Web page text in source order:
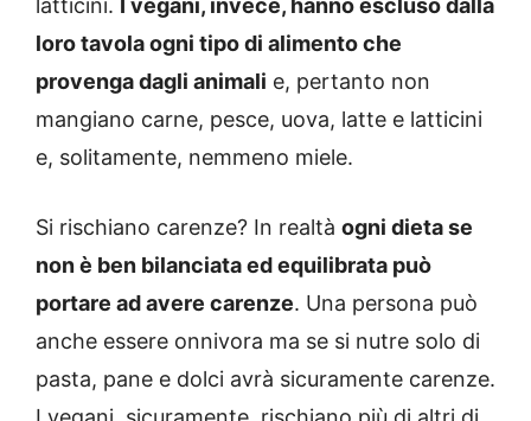
latticini. I vegani, invece, hanno escluso dalla
loro tavola ogni tipo di alimento che
provenga dagli animali e, pertanto non
mangiano carne, pesce, uova, latte e latticini
e, solitamente, nemmeno miele.
Si rischiano carenze? In realtà ogni dieta se
non è ben bilanciata ed equilibrata può
portare ad avere carenze. Una persona può
anche essere onnivora ma se si nutre solo di
pasta, pane e dolci avrà sicuramente carenze.